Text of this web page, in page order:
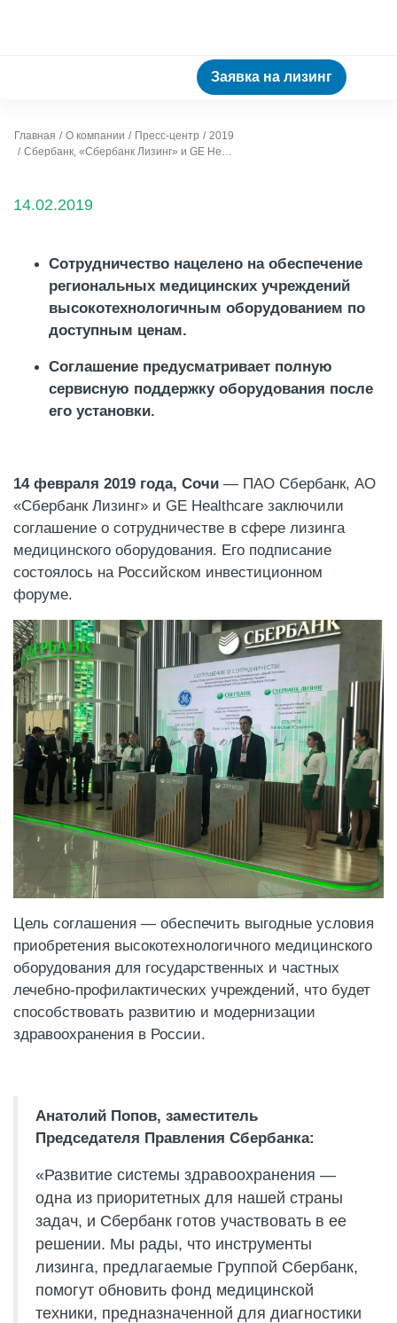
Заявка на лизинг
Главная О компании Пресс-центр
2019
Сбербанк, «Сбербанк Лизинг» и GE Healthcare заключили соглашение о сотрудничестве
14.02.2019
Сотрудничество нацелено на обеспечение
региональных медицинских учреждений
высокотехнологичным оборудованием по
доступным ценам.
Соглашение предусматривает полную
сервисную поддержку оборудования после
его установки.
14 февраля 2019 года, Сочи — ПАО Сбербанк, АО
«Сбербанк Лизинг» и GE Healthcare заключили
соглашение о сотрудничестве в сфере лизинга
медицинского оборудования. Его подписание
состоялось на Российском инвестиционном
форуме.
Цель соглашения — обеспечить выгодные условия
приобретения высокотехнологичного медицинского
оборудования для государственных и частных
лечебно-профилактических учреждений, что будет
способствовать развитию и модернизации
здравоохранения в России.
Анатолий Попов, заместитель
Председателя Правления Сбербанка:
«Развитие системы здравоохранения —
одна из приоритетных для нашей страны
задач, и Сбербанк готов участвовать в ее
решении. Мы рады, что инструменты
лизинга, предлагаемые Группой Сбербанк,
помогут обновить фонд медицинской
техники, предназначенной для диагностики